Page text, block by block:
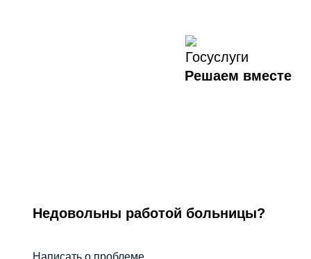
Решаем вместе
Недовольны работой больницы?
Написать о проблеме